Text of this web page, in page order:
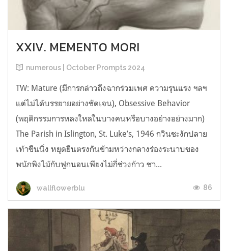
XXIV. MEMENTO MORI
numerous | October Prompts 2024
TW: Mature (มีการกล่าวถึงฉากร่วมเพศ ความรุนแรง ฯลฯ
แต่ไม่ได้บรรยายอย่างชัดเจน), Obsessive Behavior
(พฤติกรรมการหลงใหลในบางคนหรือบางอย่างอย่างมาก)
The Parish in Islington, St. Luke’s, 1946 กวินชะงักปลาย
เท้าขืนนิ่ง หยุดยืนตรงกันข้ามหว่างกลางร่องระนาบของ
พนักพิงไม้กับฟูกนอนเพียงไม่กี่ช่วงก้าว ชา...
wallflowerblu 86